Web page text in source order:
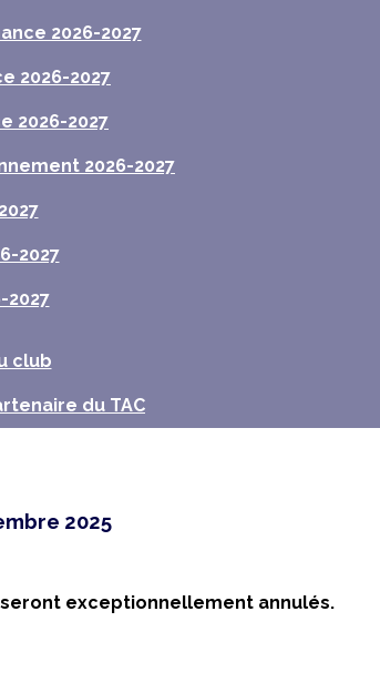
2026-2027
2026-2027
2026-2027
2026-2027
2027
2027
club
du TAC
2025
seront exceptionnellement annulés.